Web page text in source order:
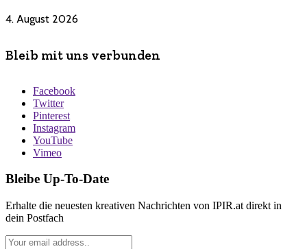
4. August 2026
Bleib mit uns verbunden
Facebook
Twitter
Pinterest
Instagram
YouTube
Vimeo
Bleibe Up-To-Date
Erhalte die neuesten kreativen Nachrichten von IPIR.at direkt in
dein Postfach